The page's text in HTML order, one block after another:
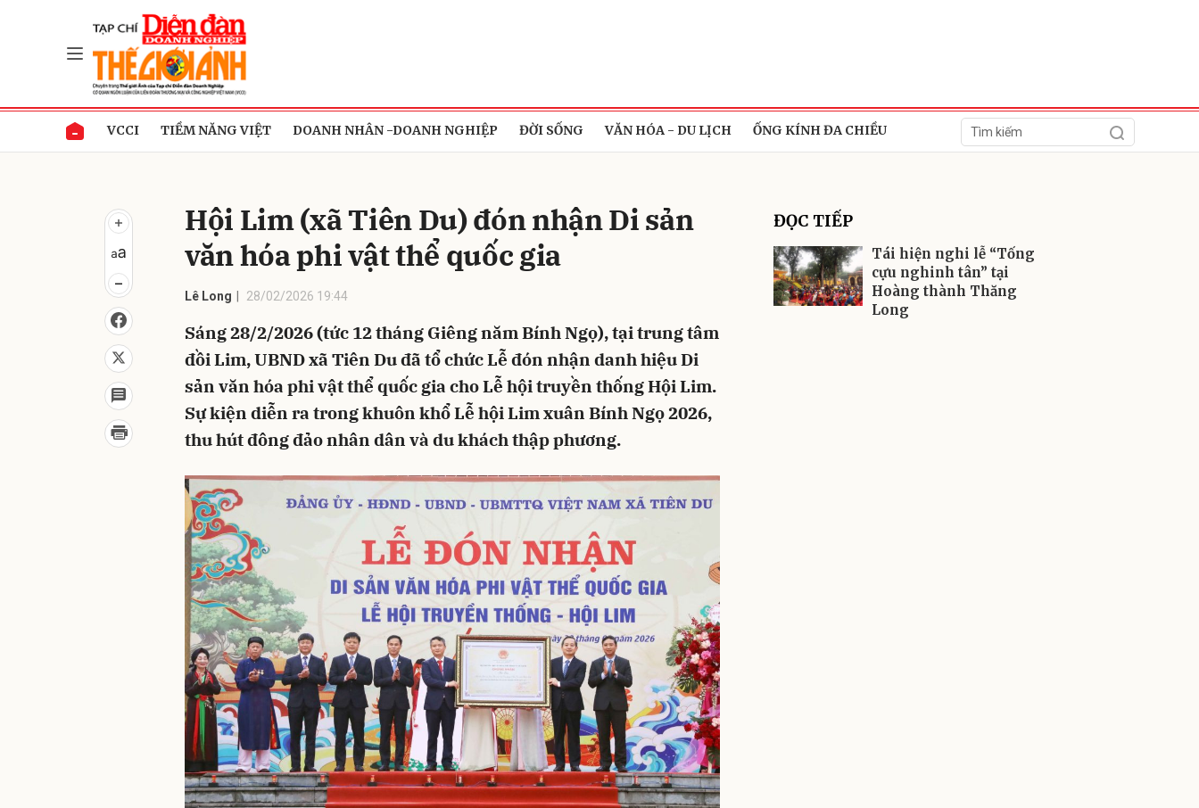
VCCI TIỀM NĂNG VIỆT DOANH NHÂN -DOANH NGHIỆP ĐỜI SỐNG VĂN HÓA - DU LỊCH ỐNG KÍNH ĐA CHIỀU
Hội Lim (xã Tiên Du) đón nhận Di sản
văn hóa phi vật thể quốc gia
Lê Long 28/02/2026 19:44
Sáng 28/2/2026 (tức 12 tháng Giêng năm Bính Ngọ), tại trung tâm
đồi Lim, UBND xã Tiên Du đã tổ chức Lễ đón nhận danh hiệu Di
sản văn hóa phi vật thể quốc gia cho Lễ hội truyền thống Hội Lim.
Sự kiện diễn ra trong khuôn khổ Lễ hội Lim xuân Bính Ngọ 2026,
thu hút đông đảo nhân dân và du khách thập phương.
ĐỌC TIẾP
Tái hiện nghi lễ “Tống
cựu nghinh tân” tại
Hoàng thành Thăng
Long
Gửi